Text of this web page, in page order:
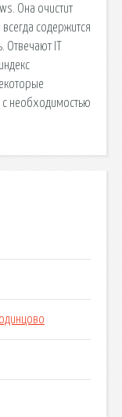
Она очистит
содержится
Отвечают IT
с необходимостью